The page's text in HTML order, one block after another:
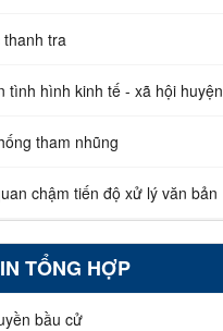
tra
tình hình kinh tế - xã hội huyện
tham nhũng
chậm tiến độ xử lý văn bản
TỔNG HỢP
bầu cử